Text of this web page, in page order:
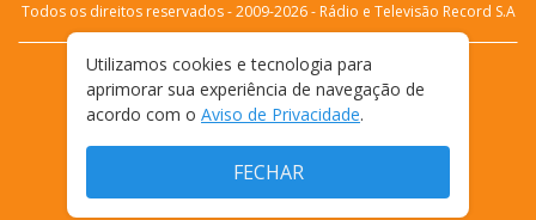
Todos os direitos reservados - 2009-2026- Rádio e Televisão Record S.A
FALE CONOSCO
PRIVACIDADE
TERMOS E CONDIÇÕES DE USO
Utilizamos cookies e tecnologia para
aprimorar sua experiência de navegação de
acordo com o Aviso de Privacidade.
FECHAR